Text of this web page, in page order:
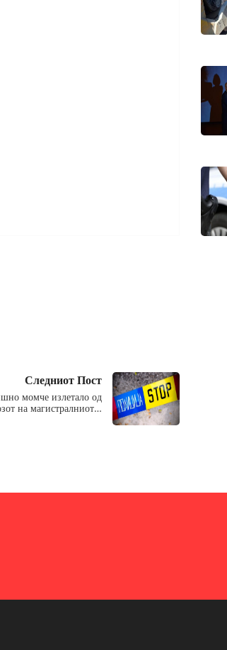
Следниот Пост
момче излетало од
на магистралниот…